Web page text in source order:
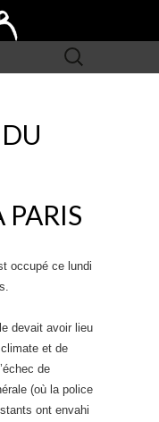
Rechercher :
PARIS
occupé ce lundi
devait avoir lieu
et de
de
(où la police
ont envahi